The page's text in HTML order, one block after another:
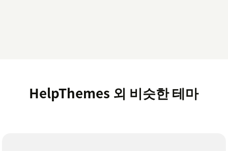
HelpThemes 외 비슷한 테마